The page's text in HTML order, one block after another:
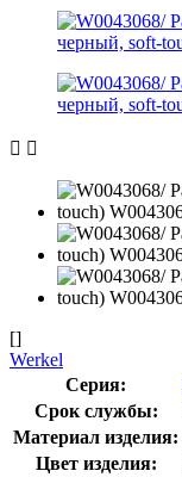
[]
Werkel
Серия:
Срок службы:
Материал изделия:
Цвет изделия: